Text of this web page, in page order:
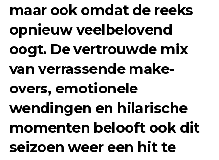
maar ook omdat de reeks
opnieuw veelbelovend
oogt. De vertrouwde mix
van verrassende make-
overs, emotionele
wendingen en hilarische
momenten belooft ook dit
seizoen weer een hit te